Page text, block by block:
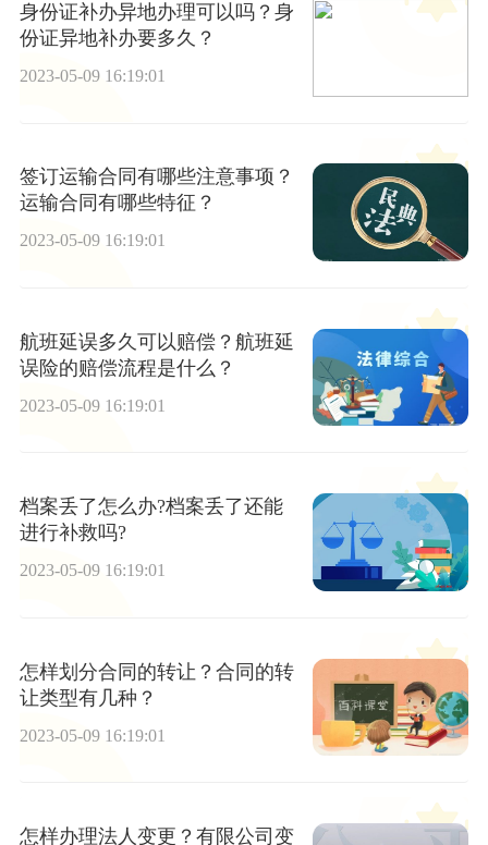
身份证补办异地办理可以吗？身
份证异地补办要多久？
2023-05-09 16:19:01
签订运输合同有哪些注意事项？
运输合同有哪些特征？
2023-05-09 16:19:01
航班延误多久可以赔偿？航班延
误险的赔偿流程是什么？
2023-05-09 16:19:01
档案丢了怎么办?档案丢了还能
进行补救吗?
2023-05-09 16:19:01
怎样划分合同的转让？合同的转
让类型有几种？
2023-05-09 16:19:01
怎样办理法人变更？有限公司变